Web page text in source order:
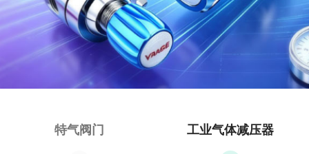
特气阀门 工业气体减压器